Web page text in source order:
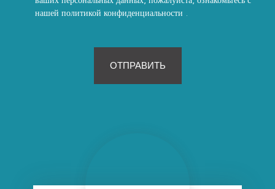
нашей политикой конфиденциальности
ОТПРАВИТЬ